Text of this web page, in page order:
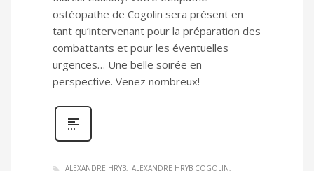
ostéopathe de Cogolin sera présent en
tant qu’intervenant pour la préparation des
combattants et pour les éventuelles
urgences… Une belle soirée en
perspective. Venez nombreux!
ALEXANDRE HRYB ALEXANDRE HRYB COGOLIN